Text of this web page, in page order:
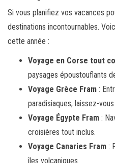
Si vous planifiez vos vacances
destinations incontournables.
cette année :
Voyage en Corse tout
paysages époustouflants
Voyage Grèce Fram :
paradisiaques, laissez-
Voyage Égypte Fram :
croisières tout inclus.
Voyage Canaries Fram :
îles volcaniques.